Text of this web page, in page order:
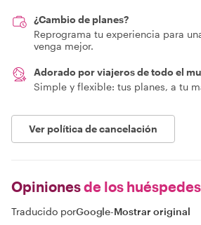
¿Cambio de planes?
Reprograma tu experiencia para
venga mejor.
Adorado por viajeros de todo el
Simple y flexible: tus planes, a tu
Ver política de cancelación
Opinionesde los huéspedes
Traducido porGoogle-Mostrar original